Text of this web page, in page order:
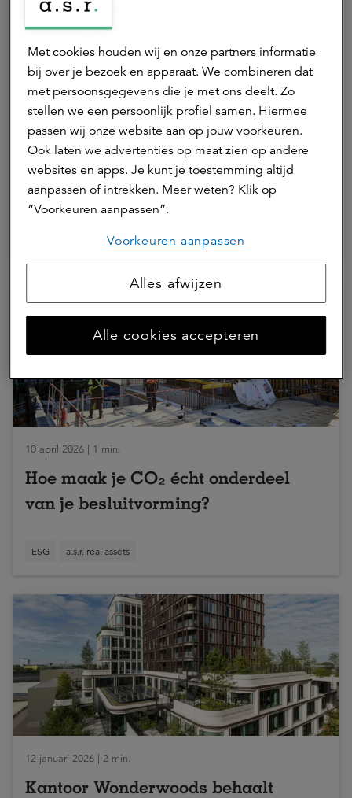
Met het emissiereductietraject wil
MKP Agro nog meer het duurzame
verschil maken
ASR Dutch Farmland Fund ESG Agrarisch
10 april 2026 | 1 min.
Hoe maak je CO₂ écht onderdeel
van je besluitvorming?
ESG a.s.r. real assets
12 januari 2026 | 2 min.
Kantoor Wonderwoods behaalt
Met cookies houden wij en onze partners informatie
bij over je bezoek en apparaat. We combineren dat
met persoonsgegevens die je met ons deelt. Zo
stellen we een persoonlijk profiel samen. Hiermee
passen wij onze website aan op jouw voorkeuren.
Ook laten we advertenties op maat zien op andere
websites en apps. Je kunt je toestemming altijd
aanpassen of intrekken. Meer weten? Klik op
“Voorkeuren aanpassen”.
Voorkeuren aanpassen
Alles afwijzen
Alle cookies accepteren